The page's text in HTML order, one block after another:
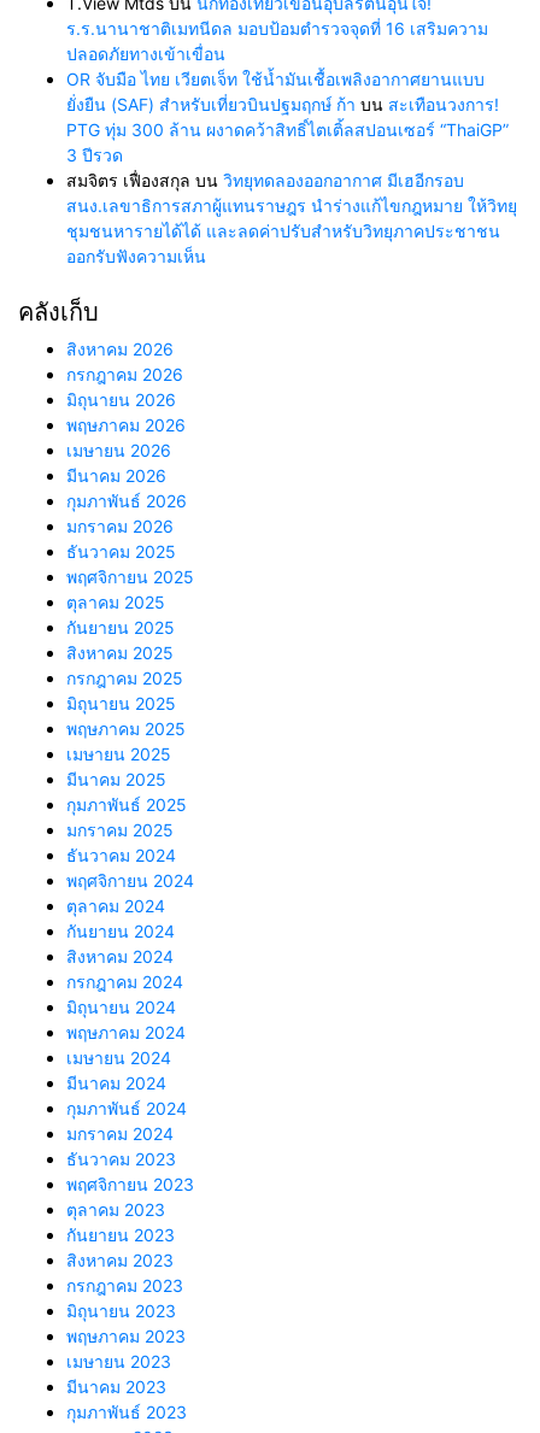
ร.ร.นานาชาติเมทนีดล มอบป้อมตำรวจจุดที่ 16 เสริมความ
ปลอดภัยทางเข้าเขื่อน
OR จับมือ ไทย เวียตเจ็ท ใช้น้ำมันเชื้อเพลิงอากาศยานแบบ
ยั่งยืน (SAF) สำหรับเที่ยวบินปฐมฤกษ์ ก้า บน สะเทือนวงการ!
PTG ทุ่ม 300 ล้าน ผงาดคว้าสิทธิ์ไตเติ้ลสปอนเซอร์ “ThaiGP”
3 ปีรวด
สมจิตร เฟื่องสกุล บน วิทยุทดลองออกอากาศ มีเฮอีกรอบ
สนง.เลขาธิการสภาผู้แทนราษฎร นำร่างแก้ไขกฎหมาย ให้วิทยุ
ชุมชนหารายได้ได้ และลดค่าปรับสำหรับวิทยุภาคประชาชน
ออกรับฟังความเห็น
คลังเก็บ
สิงหาคม 2026
กรกฎาคม 2026
มิถุนายน 2026
พฤษภาคม 2026
เมษายน 2026
มีนาคม 2026
กุมภาพันธ์ 2026
มกราคม 2026
ธันวาคม 2025
พฤศจิกายน 2025
ตุลาคม 2025
กันยายน 2025
สิงหาคม 2025
กรกฎาคม 2025
มิถุนายน 2025
พฤษภาคม 2025
เมษายน 2025
มีนาคม 2025
กุมภาพันธ์ 2025
มกราคม 2025
ธันวาคม 2024
พฤศจิกายน 2024
ตุลาคม 2024
กันยายน 2024
สิงหาคม 2024
กรกฎาคม 2024
มิถุนายน 2024
พฤษภาคม 2024
เมษายน 2024
มีนาคม 2024
กุมภาพันธ์ 2024
มกราคม 2024
ธันวาคม 2023
พฤศจิกายน 2023
ตุลาคม 2023
กันยายน 2023
สิงหาคม 2023
กรกฎาคม 2023
มิถุนายน 2023
พฤษภาคม 2023
เมษายน 2023
มีนาคม 2023
กุมภาพันธ์ 2023